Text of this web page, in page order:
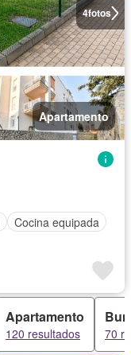
4fotos
Apartamento
Cocina equipada
Apartamento
120 resultados 70